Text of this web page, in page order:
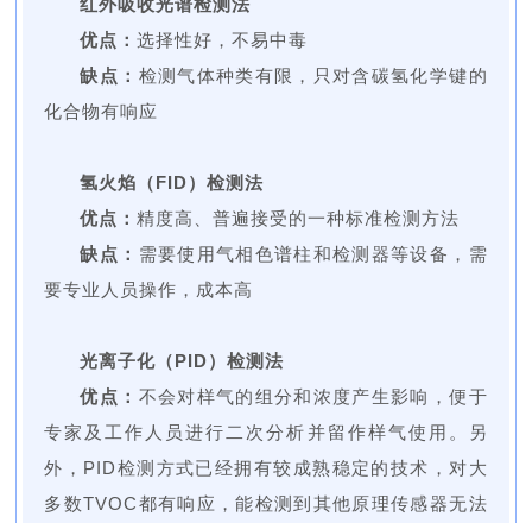
红外吸收光谱检测法
优点：选择性好，不易中毒
缺点： 检测气体种类有限，只对含碳氢化学键的
化合物有响应
氢火焰（FID）检测法
优点：精度高、普遍接受的一种标准检测方法
缺点： 需要使用气相色谱柱和检测器等设备，需
要专业人员操作，成本高
光离子化（PID）检测法
优点： 不会对样气的组分和浓度产生影响，便于
专家及工作人员进行二次分析并留作样气使用。另
外，PID检测方式已经拥有较成熟稳定的技术，对大
多数TVOC都有响应，能检测到其他原理传感器无法